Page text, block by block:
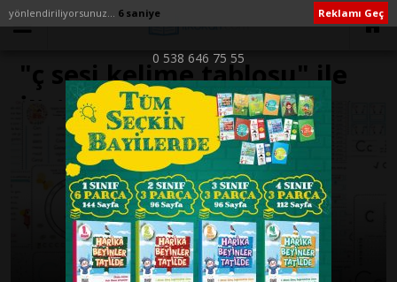
yönlendiriliyorsunuz... 6 saniye Reklamı Geç
0 538 646 75 55
"ç sesi kelime tablosu" ile
İlişikli yazılar